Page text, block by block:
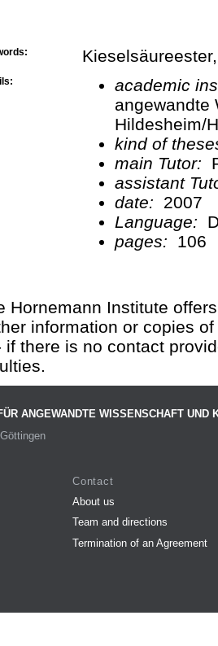
academic
angewandte
Hildesheim/
kind of
main Tutor:
assistant
date:
2007
Language:
pages:
106
Hornemann Institute
information or copies
if there is no contact
ANGEWANDTE WISSENSCHAFT UND
Contact
About us
Team and directions
Termination of an Agreement